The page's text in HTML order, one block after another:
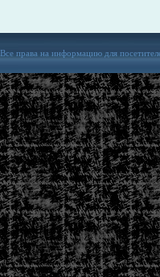
Все права на информацию для